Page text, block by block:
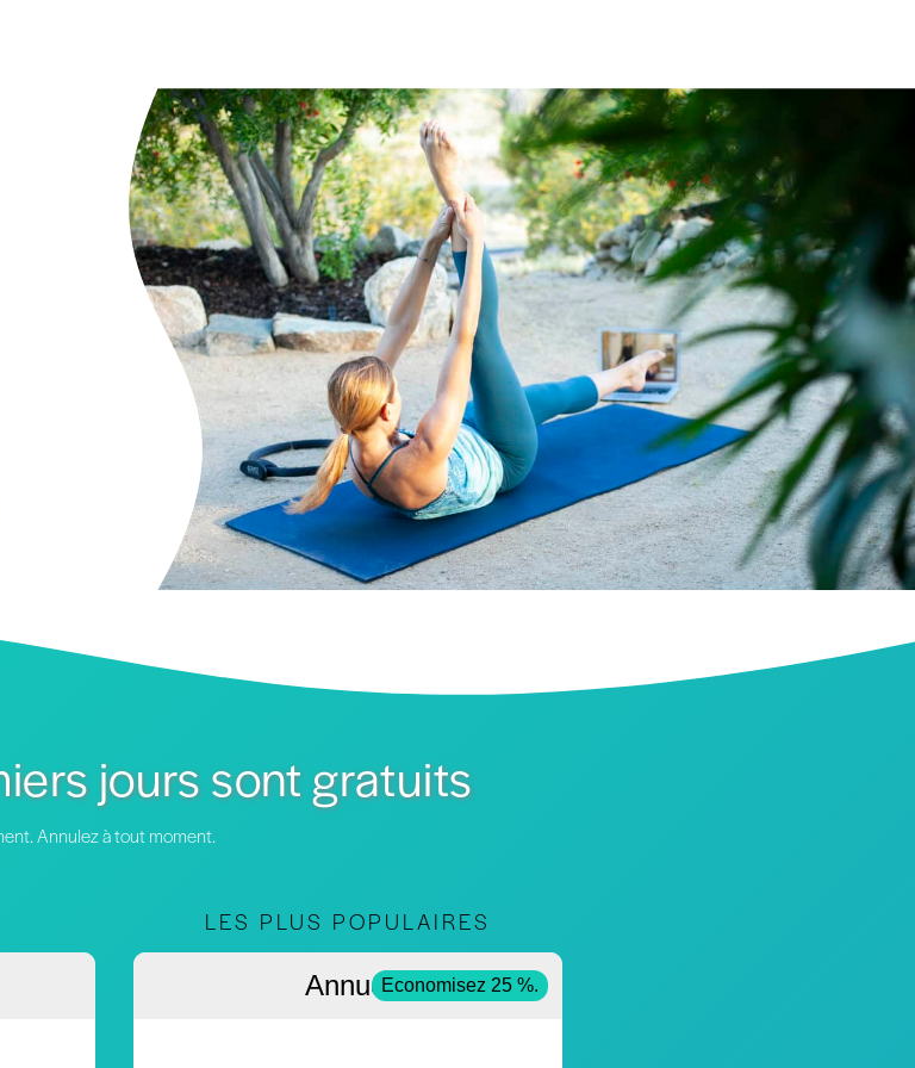
jours sont gratuits
Annulez à tout moment.
LES PLUS POPULAIRES
AnnuelEconomisez 25 %.